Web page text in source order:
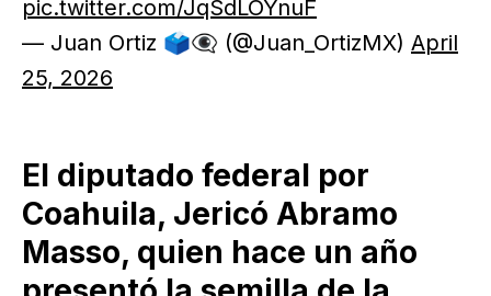
pic.twitter.com/JqSdLOYnuF
— Juan Ortiz 🗳️👁‍🗨 (@Juan_OrtizMX) April
25, 2026
El diputado federal por
Coahuila, Jericó Abramo
Masso, quien hace un año